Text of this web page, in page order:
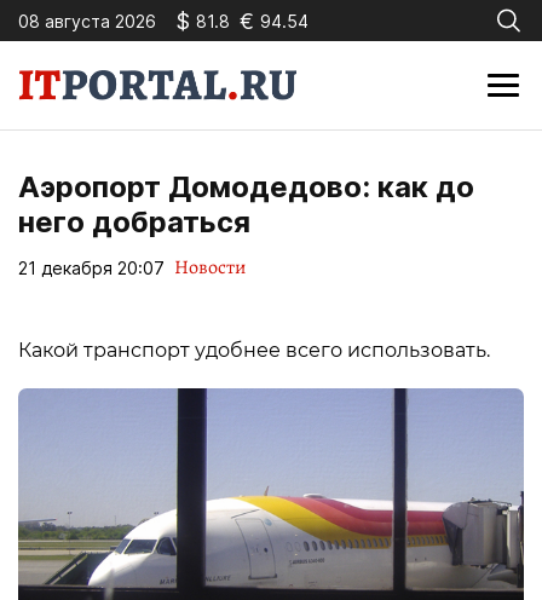
08 августа 2026 $ 81.8 € 94.54
Аэропорт Домодедово: как до
него добраться
21 декабря 20:07 Новости
Какой транспорт удобнее всего использовать.